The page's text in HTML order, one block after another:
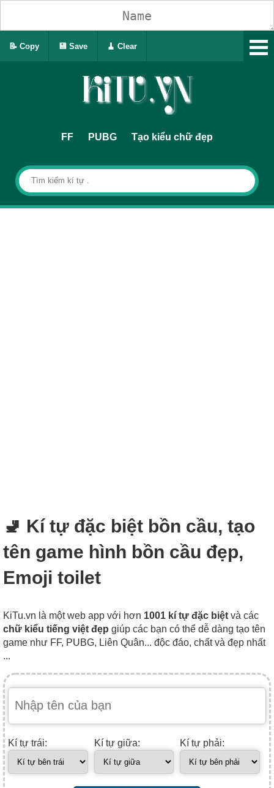
FF PUBG Tạo kiểu chữ đẹp
🚽 Kí tự đặc biệt bồn cầu, tạo
tên game hình bồn cầu đẹp,
Emoji toilet
KiTu.vn là một web app với hơn 1001 kí tự đặc biệt và các
chữ kiểu tiếng việt đẹp giúp các bạn có thể dễ dàng tạo tên
game như FF, PUBG, Liên Quân... độc đáo, chất và đẹp nhất
...
Kí tự trái: Kí tự giữa: Kí tự phải:
📝 Copy 💾 Save 🧹 Clear